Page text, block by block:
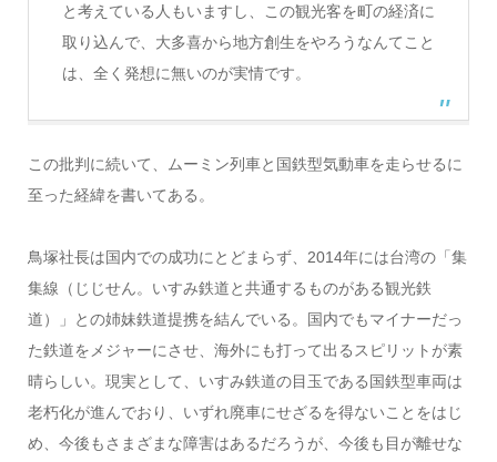
と考えている人もいますし、この観光客を町の経済に
取り込んで、大多喜から地方創生をやろうなんてこと
は、全く発想に無いのが実情です。
この批判に続いて、ムーミン列車と国鉄型気動車を走らせるに
至った経緯を書いてある。
鳥塚社長は国内での成功にとどまらず、2014年には台湾の「集
集線（じじせん。いすみ鉄道と共通するものがある観光鉄
道）」との姉妹鉄道提携を結んでいる。国内でもマイナーだっ
た鉄道をメジャーにさせ、海外にも打って出るスピリットが素
晴らしい。現実として、いすみ鉄道の目玉である国鉄型車両は
老朽化が進んでおり、いずれ廃車にせざるを得ないことをはじ
め、今後もさまざまな障害はあるだろうが、今後も目が離せな